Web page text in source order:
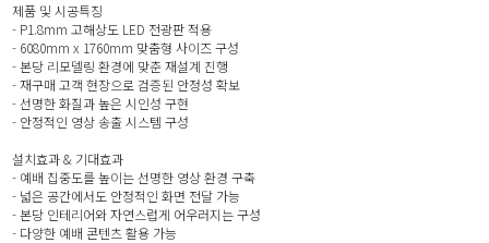
제품 및 시공특징
- P1.8mm 고해상도 LED 전광판 적용
- 6080mm x 1760mm 맞춤형 사이즈 구성
- 본당 리모델링 환경에 맞춘 재설계 진행
- 재구매 고객 현장으로 검증된 안정성 확보
- 선명한 화질과 높은 시인성 구현
- 안정적인 영상 송출 시스템 구성
설치효과 & 기대효과
- 예배 집중도를 높이는 선명한 영상 환경 구축
- 넓은 공간에서도 안정적인 화면 전달 가능
- 본당 인테리어와 자연스럽게 어우러지는 구성
- 다양한 예배 콘텐츠 활용 가능